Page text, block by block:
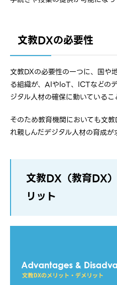
文教DXの必要性
文教DXの必要性の一つに、国や
る組織が、AIやIoT、ICTなどの
ジタル人材の確保に動いているこ
そのため教育機関においても文
れ親しんだデジタル人材の育成が
文教DX（教育DX
リット